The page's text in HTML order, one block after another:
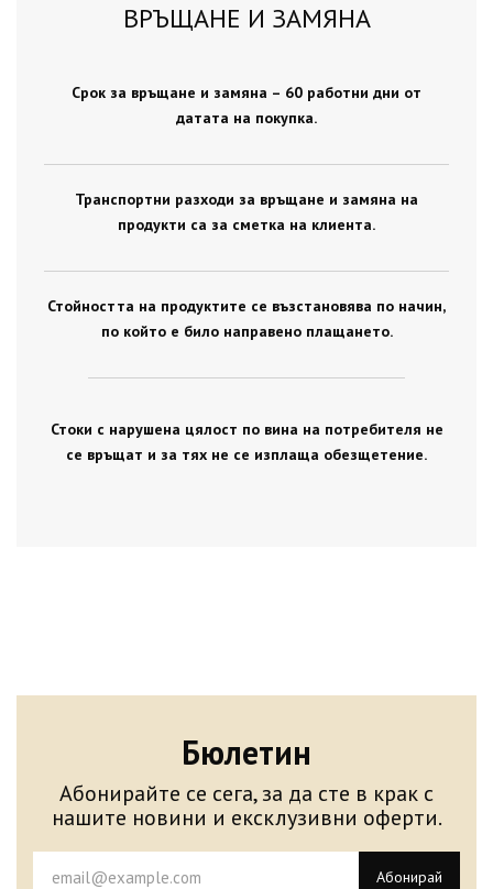
ВРЪЩАНЕ И ЗАМЯНА
Срок за връщане и замяна – 60 работни дни от
датата на покупка.
Транспортни разходи за връщане и замяна на
продукти са за сметка на клиента.
Стойността на продуктите се възстановява по начин,
по който е било направено плащането.
Стоки с нарушена цялост по вина на потребителя не
се връщат и за тях не се изплаща обезщетение.
Бюлетин
Абонирайте се сега, за да сте в крак с
нашите новини и ексклузивни оферти.
Абонирай